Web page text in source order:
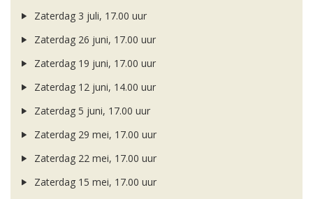
Zaterdag 3 juli, 17.00 uur
Zaterdag 26 juni, 17.00 uur
Zaterdag 19 juni, 17.00 uur
Zaterdag 12 juni, 14.00 uur
Zaterdag 5 juni, 17.00 uur
Zaterdag 29 mei, 17.00 uur
Zaterdag 22 mei, 17.00 uur
Zaterdag 15 mei, 17.00 uur